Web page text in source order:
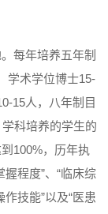
每年培养五年制
学术学位博士15-
15人，八年制目
科培养的学生的
100%，历年执
程度”、“临床综
作技能”以及“医患